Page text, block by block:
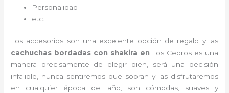
Personalidad
etc.
Los accesorios son una excelente opción de regalo y las
cachuchas bordadas con shakira en Los Cedros es una
manera precisamente de elegir bien, será una decisión
infalible, nunca sentiremos que sobran y las disfrutaremos
en cualquier época del año, son cómodas, suaves y